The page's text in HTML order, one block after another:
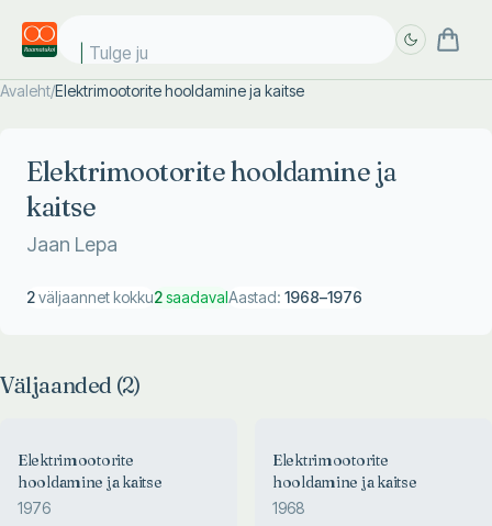
Tulge jub
Avaleht/Elektrimootorite hooldamine ja kaitse
Elektrimootorite hooldamine ja
kaitse
Jaan Lepa
2väljaannet kokku2saadavalAastad: 1968–1976
Väljaanded (2)
Elektrimootorite
hooldamine ja kaitse
1976
Elektrimootorite
hooldamine ja kaitse
1968